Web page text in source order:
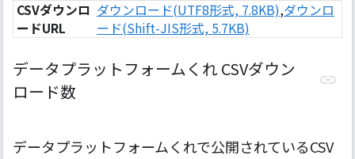
CSVダウンロ
ードURL
ダウンロード(UTF8形式, 7.8KB),ダウンロ
ード(Shift-JIS形式, 5.7KB)
データプラットフォームくれ CSVダウン
ロード数
データプラットフォームくれで公開されているCSV